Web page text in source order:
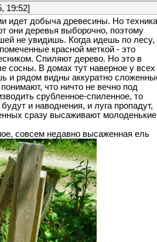
19:52]
идет добыча древесины. Но техника
они деревья выборочно, поэтому
не увидишь. Когда идешь по лесу,
красной меткой - это
Спиляют дерево. Но это в
сосны. В домах тут наверное у всех
и рядом видны аккуратно
что ничто не вечно под
срубленное-спиленное, то
и наводнения, и луга пропадут,
сразу высаживают молоденькие
совсем недавно высаженная ель